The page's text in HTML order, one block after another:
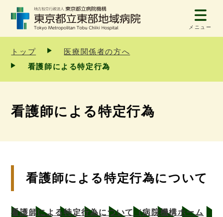
メニュー
トップ
医療関係者の方へ
看護師による特定行為
看護師による特定行為
看護師による特定行為について
看護師による特定行為について（病院機構ホーム